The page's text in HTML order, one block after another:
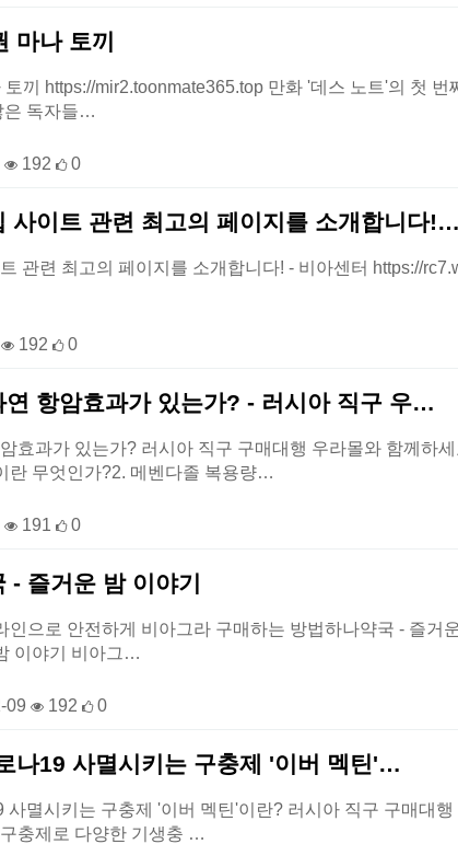
마나 토끼
끼 https://mir2.toonmate365.top 만화 '데스 노트'의 첫
은 독자들…
192 0
사이트 관련 최고의 페이지를 소개합니다!…
관련 최고의 페이지를 소개합니다! - 비아센터 https://
192 0
연 항암효과가 있는가? - 러시아 직구 우…
효과가 있는가? 러시아 직구 구매대행 우라몰와 함께하
란 무엇인가?2. 메벤다졸 복용량…
191 0
- 즐거운 밤 이야기
인으로 안전하게 비아그라 구매하는 방법하나약국 - 즐거
이야기 비아그…
09 192 0
나19 사멸시키는 구충제 '이버 멕틴'…
사멸시키는 구충제 '이버 멕틴'이란? 러시아 직구 구매대
충제로 다양한 기생충 …